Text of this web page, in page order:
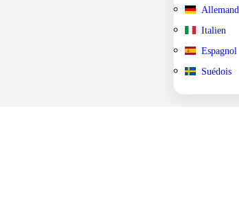
Allemand
Italien
Espagnol
Suédois